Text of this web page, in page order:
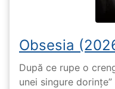
Obsesia
După ce rupe o
unei singure